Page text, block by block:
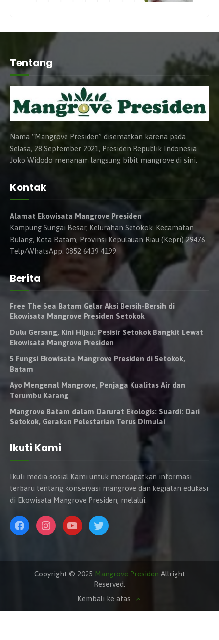
Tentang
Nama “Mangrove Presiden” disematkan karena pada
Selasa, 28 September 2021, Presiden Republik Indonesia
Joko Widodo menanam langsung bibit mangrove di sini.
Kontak
Alamat Ekowisata Mangrove Presiden
Kampung Sungai Besar, Kelurahan Setokok, Kecamatan
Bulang, Kota Batam, Provinsi Kepulauan Riau (Kepri) 29476
Telp/WhatsApp: 0852 6439 4199
Berita
Free The Sea Batam Gelar Aksi Bersih-Bersih di
Ekowisata Mangrove Presiden Setokok
Dulu Gersang, Kini Hijau: Pesisir Setokok Bangkit Lewat
Ekowisata Mangrove Presiden
5 Fungsi Ekowisata Mangrove Presiden di Setokok,
Batam
Ayo Mengenal Mangrove, Penjaga Kualitas Air dan
Terumbu Karang
Mangrove Batam dalam Darurat Ekologis: Suardi: Dari
Setokok, Gerakan Pelestarian Terus Dimulai
Ikuti Kami
Ikuti media sosial Kami untuk mendapatkan informasi
terbaru tentang konservasi mangrove dan kegiatan edukasi
di Ekowisata Mangrove Presiden, melalui:
Copyright © 2025 Mangrove Presiden Allright
Reserved.
Kembali ke atas